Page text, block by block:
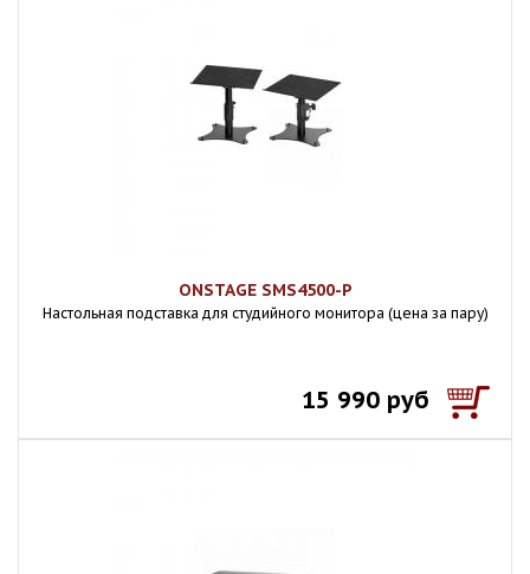
ONSTAGE SMS4500-P
Настольная подставка для студийного монитора (цена за пару)
15 990 руб